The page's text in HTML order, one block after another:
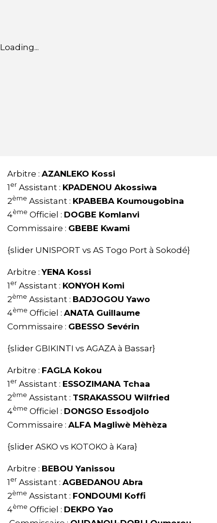
Loading...
Arbitre : AZANLEKO Kossi
1 er Assistant : KPADENOU Akossiwa
2ème Assistant : KPABEBA Koumougobina
4ème Officiel : DOGBE Komlanvi
Commissaire : GBEBE Kwami
{slider UNISPORT vs AS Togo Port à Sokodé}
Arbitre :YENA Kossi
1 er Assistant : KONYOH Komi
2ème Assistant : BADJOGOU Yawo
4ème Officiel : ANATA Guillaume
Commissaire : GBESSO Sevérin
{slider GBIKINTI vs AGAZA à Bassar}
Arbitre : FAGLA Kokou
1 er Assistant : ESSOZIMANA Tchaa
2ème Assistant : TSRAKASSOU Wilfried
4ème Officiel : DONGSO Essodjolo
Commissaire : ALFA Magliwè Mèhèza
{slider ASKO vs KOTOKO à Kara}
Arbitre : BEBOU Yanissou
1 er Assistant : AGBEDANOU Abra
2ème Assistant : FONDOUMI Koffi
4ème Officiel : DEKPO Yao